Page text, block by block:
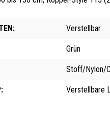
Verstellbar
Grün
Stoff/Nylon/
Verstellbare